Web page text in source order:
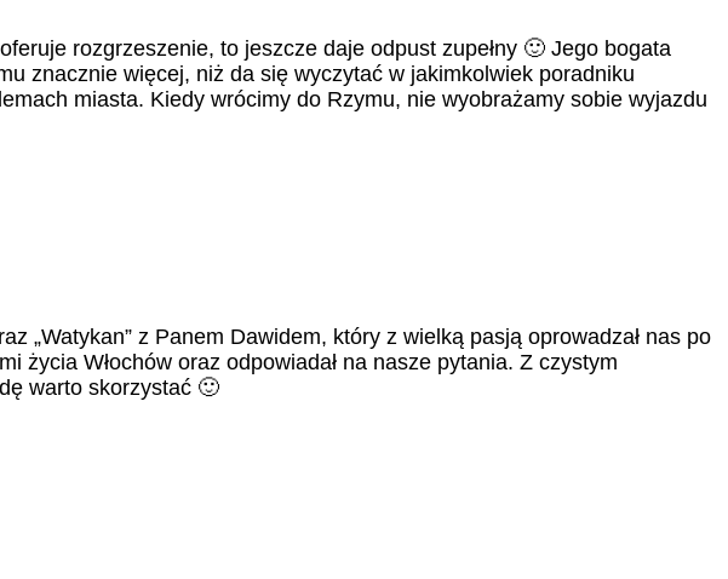
rozgrzeszenie, to jeszcze daje odpust zupełny 🙂 Jego bogata
znacznie więcej, niż da się wyczytać w jakimkolwiek poradniku
miasta. Kiedy wrócimy do Rzymu, nie wyobrażamy sobie wyjazdu
„Watykan” z Panem Dawidem, który z wielką pasją oprowadzał nas po
życia Włochów oraz odpowiadał na nasze pytania. Z czystym
warto skorzystać 🙂